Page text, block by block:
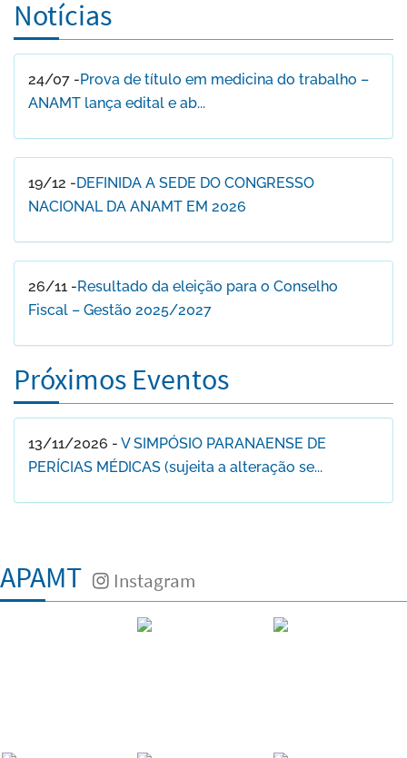
Notícias
24/07 -Prova de título em medicina do trabalho –
ANAMT lança edital e ab...
19/12 -DEFINIDA A SEDE DO CONGRESSO
NACIONAL DA ANAMT EM 2026
26/11 -Resultado da eleição para o Conselho
Fiscal – Gestão 2025/2027
Próximos Eventos
13/11/2026 - V SIMPÓSIO PARANAENSE DE
PERÍCIAS MÉDICAS (sujeita a alteração se...
APAMT Instagram